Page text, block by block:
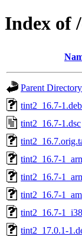
Index of
Parent Directory
tint2_16.7-
tint2_16.7-1.dsc
tint2_16.7-
tint2_16.7-
tint2_16.7-
tint2_16.7-
tint2_17.0.1-